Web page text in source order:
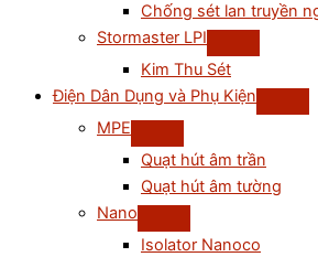
Chống sét lan truyền
Stormaster LPI
Kim Thu Sét
Điện Dân Dụng và Phụ Kiện
MPE
Quạt hút âm trần
Quạt hút âm tường
Nano
Isolator Nanoco